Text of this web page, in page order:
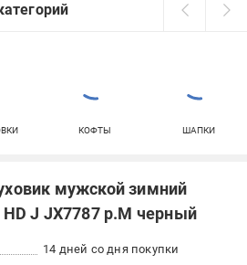
КОФТЫ ШАПКИ
мужской зимний
HD J JX7787 р.M черный
14 дней со дня покупки